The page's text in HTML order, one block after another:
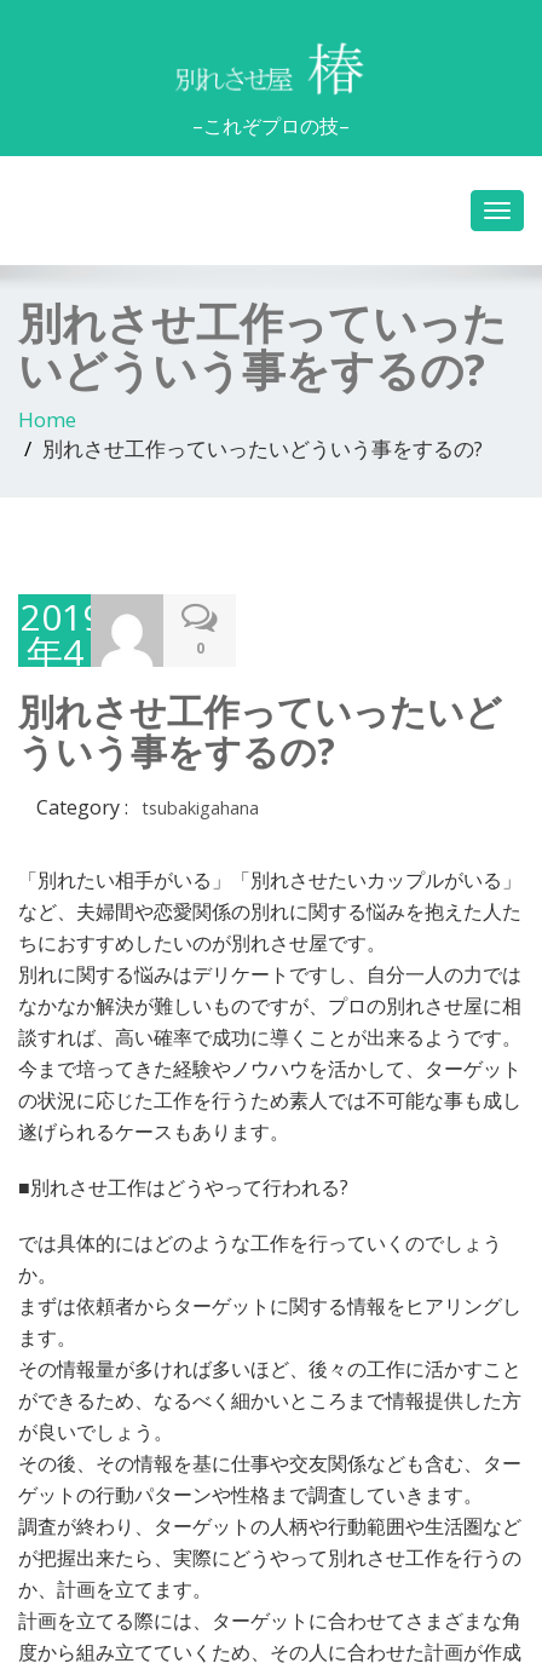
–これぞプロの技–
別れさせ工作っていった
いどういう事をするの?
Home
別れさせ工作っていったいどういう事をするの?
2019
年4
月
25
日
0
別れさせ工作っていったいど
ういう事をするの?
Category : tsubakigahana
「別れたい相手がいる」「別れさせたいカップルがいる」
など、夫婦間や恋愛関係の別れに関する悩みを抱えた人た
ちにおすすめしたいのが別れさせ屋です。
別れに関する悩みはデリケートですし、自分一人の力では
なかなか解決が難しいものですが、プロの別れさせ屋に相
談すれば、高い確率で成功に導くことが出来るようです。
今まで培ってきた経験やノウハウを活かして、ターゲット
の状況に応じた工作を行うため素人では不可能な事も成し
遂げられるケースもあります。
■別れさせ工作はどうやって行われる?
では具体的にはどのような工作を行っていくのでしょう
か。
まずは依頼者からターゲットに関する情報をヒアリングし
ます。
その情報量が多ければ多いほど、後々の工作に活かすこと
ができるため、なるべく細かいところまで情報提供した方
が良いでしょう。
その後、その情報を基に仕事や交友関係なども含む、ター
ゲットの行動パターンや性格まで調査していきます。
調査が終わり、ターゲットの人柄や行動範囲や生活圏など
が把握出来たら、実際にどうやって別れさせ工作を行うの
か、計画を立てます。
計画を立てる際には、ターゲットに合わせてさまざまな角
度から組み立てていくため、その人に合わせた計画が作成